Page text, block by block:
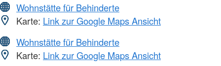
Wohnstätte für Behinderte
Karte: Link zur Google Maps Ansicht
Wohnstätte für Behinderte
Karte: Link zur Google Maps Ansicht